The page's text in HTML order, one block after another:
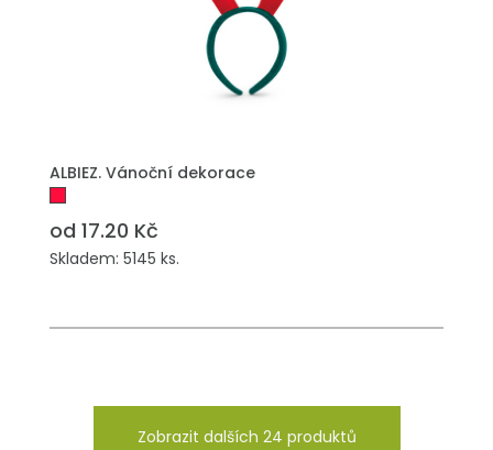
ALBIEZ. Vánoční dekorace
od 17.20 Kč
Skladem: 5145 ks.
Zobrazit dalších 24 produktů